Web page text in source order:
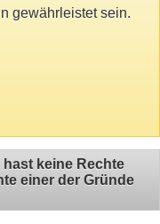
gewährleistet sein.
keine Rechte
einer der Gründe